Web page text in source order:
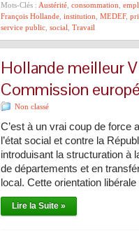
Mots-Clés : Austérité consommation
François Hollande institution MEDEF,
service public social Travail
Hollande meilleur
Commission
Non classé
C’est à un vrai coup de force
l’état social et contre la
introduisant la structuration à
de départements et en
local. Cette orientation
Lire la Suite »